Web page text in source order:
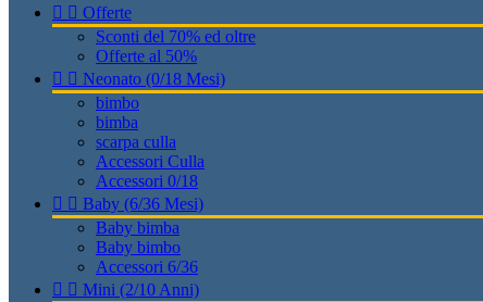
  Offerte
Sconti del 70% ed oltre
Offerte al 50%
  Neonato (0/18 Mesi)
bimbo
bimba
scarpa culla
Accessori Culla
Accessori 0/18
  Baby (6/36 Mesi)
Baby bimba
Baby bimbo
Accessori 6/36
  Mini (2/10 Anni)